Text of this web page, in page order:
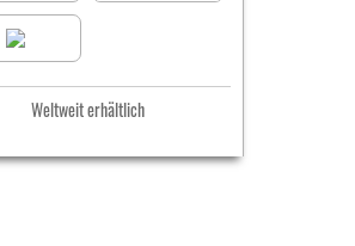
Weltweit erhältlich